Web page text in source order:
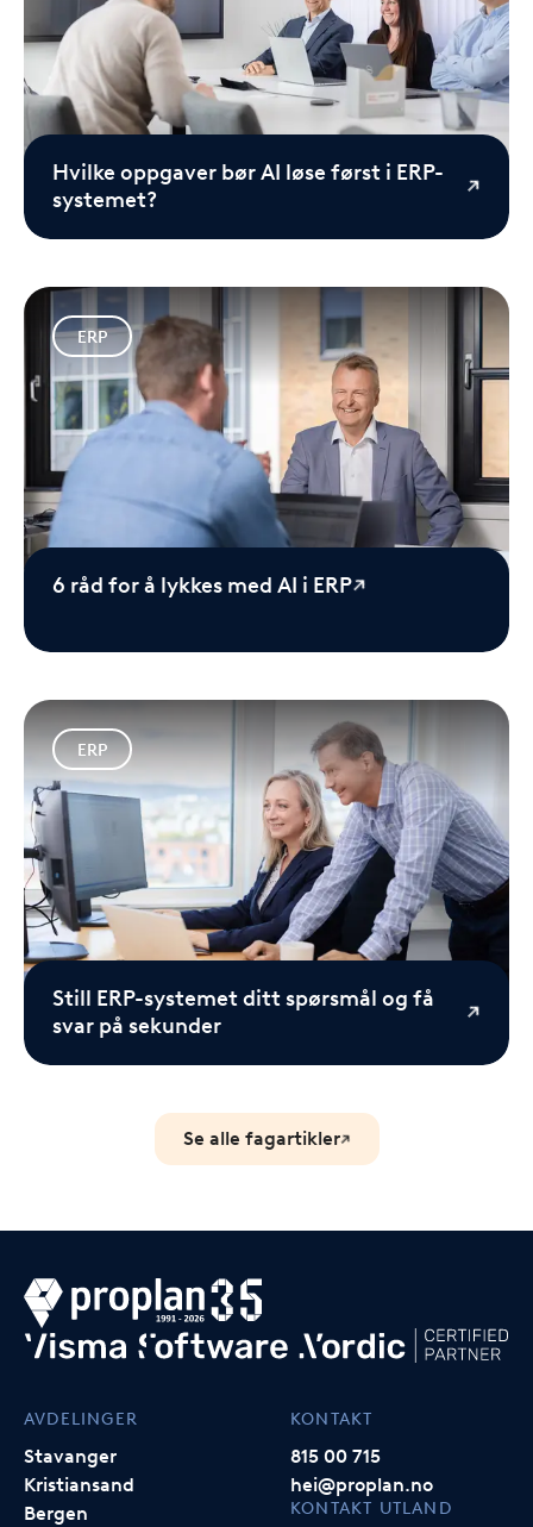
Hvilke oppgaver bør AI løse først i ERP-
systemet?
ERP
6 råd for å lykkes med AI i ERP
ERP
Still ERP-systemet ditt spørsmål og få
svar på sekunder
Se alle fagartikler
AVDELINGER
Stavanger
Kristiansand
Bergen
KONTAKT
815 00 715
hei@proplan.no
KONTAKT UTLAND